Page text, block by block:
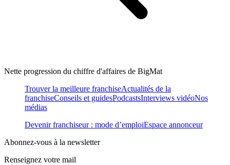
Nette progression du chiffre d'affaires de BigMat
Trouver la meilleure franchiseActualités de la
franchiseConseils et guidesPodcastsInterviews vidéoNos
médias
Devenir franchiseur : mode d’emploiEspace annonceur
Abonnez-vous à la newsletter
Renseignez votre mail